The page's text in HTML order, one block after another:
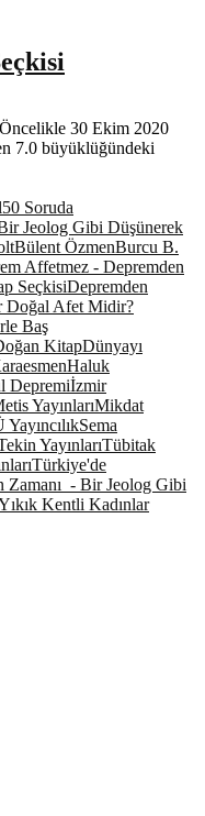
30 Ekim 2020
7.0 büyüklüğündeki
50 Soruda
Jeolog Gibi Düşünerek
Bülent ÖzmenBurcu B.
Affetmez - Depremden
SeçkisiDepremden
Doğal Afet Midir?
Baş
KitapDünyayı
Haluk
Depremiİzmir
YayınlarıMikdat
Sema
YayınlarıTübitak
Türkiye'de
Zamanı - Bir Jeolog Gibi
Kentli Kadınlar